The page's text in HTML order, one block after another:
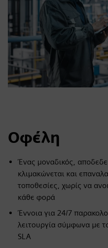
Οφέλη
Ένας μοναδικός,
κλιμακώνεται και
τοποθεσίες, χωρίς να
κάθε φορά
Έννοια για 24/7
λειτουργία σύμφωνα με
SLA